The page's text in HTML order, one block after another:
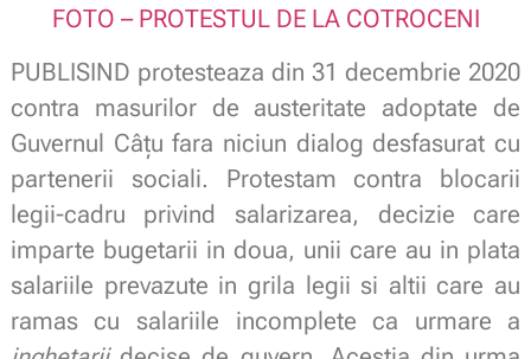
FOTO – PROTESTUL DE LA COTROCENI
PUBLISIND protesteaza din 31 decembrie 2020
contra masurilor de austeritate adoptate de
Guvernul Câțu fara niciun dialog desfasurat cu
partenerii sociali. Protestam contra blocarii
legii-cadru privind salarizarea, decizie care
imparte bugetarii in doua, unii care au in plata
salariile prevazute in grila legii si altii care au
ramas cu salariile incomplete ca urmare a